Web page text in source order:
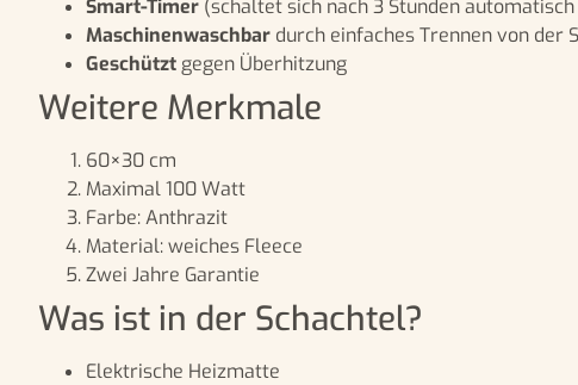
Smart-Timer (schaltet sich nach 3 Stunden automatisch
Maschinenwaschbar durch einfaches Trennen von der
Geschützt gegen Überhitzung
Weitere Merkmale
60×30 cm
Maximal 100 Watt
Farbe: Anthrazit
Material: weiches Fleece
Zwei Jahre Garantie
Was ist in der Schachtel?
Elektrische Heizmatte